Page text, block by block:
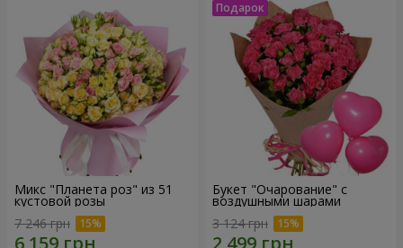
Микс "Планета роз" из 51
кустовой розы
7 246 грн
Букет "Очарование" с
воздушными шарами
3 124 грн